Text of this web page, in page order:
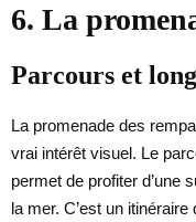
6. La
Parcours et
La promenade des
vrai intérêt visuel. Le
permet de profiter d’une
la mer. C’est un